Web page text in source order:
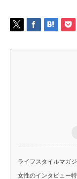
ライフスタイルマガ
女性のインタビュー